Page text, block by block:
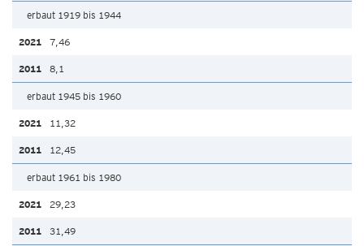
erbaut 1919 bis 1944
7,46
8,1
erbaut 1945 bis 1960
11,32
12,45
erbaut 1961 bis 1980
29,23
31,49